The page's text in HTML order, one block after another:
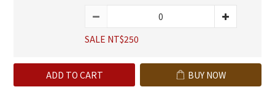
SALE NT$250
ADD TO CART BUY NOW